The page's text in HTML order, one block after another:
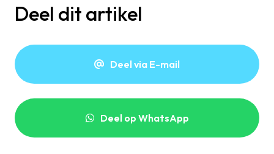
Deel dit artikel
Deel via E-mail
Deel op WhatsApp